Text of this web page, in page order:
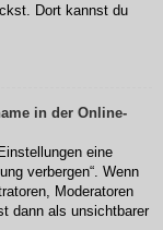
Dort kannst du
in der Online-
eine
verbergen“. Wenn
Moderatoren
dann als unsichtbarer